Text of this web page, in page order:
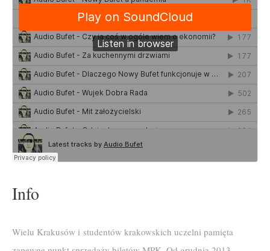
Info
Wielu Krakusów i studentów krakowskich uczelni pamięta